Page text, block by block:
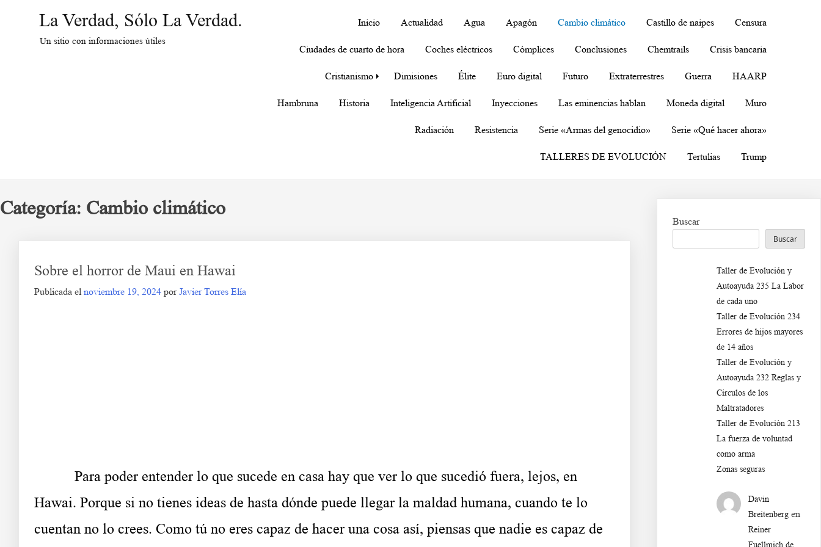
La Verdad, Sólo La Verdad.
Un sitio con informaciones útiles
Inicio Actualidad Agua Apagón Cambio climático Castillo de naipes Censura
Ciudades de cuarto de hora Coches eléctricos Cómplices Conclusiones Chemtrails Crisis bancaria
Cristianismo Dimisiones Élite Euro digital Futuro Extraterrestres Guerra HAARP
Hambruna Historia Inteligencia Artificial Inyecciones Las eminencias hablan Moneda digital Muro
Radiación Resistencia Serie «Armas del genocidio» Serie «Qué hacer ahora»
TALLERES DE EVOLUCIÓN Tertulias Trump
Categoría: Cambio climático
Sobre el horror de Maui en Hawai
Publicada elnoviembre 19, 2024 porJavier Torres Elía
Para poder entender lo que sucede en casa hay que ver lo que sucedió fuera, lejos, en
Hawai. Porque si no tienes ideas de hasta dónde puede llegar la maldad humana, cuando te lo
cuentan no lo crees. Como tú no eres capaz de hacer una cosa así, piensas que nadie es capaz de
Buscar
Buscar
Taller de Evolución y
Autoayuda 235 La Labor
de cada uno
Taller de Evolución 234
Errores de hijos mayores
de 14 años
Taller de Evolución y
Autoayuda 232 Reglas y
Círculos de los
Maltratadores
Taller de Evoluciòn 213
La fuerza de voluntad
como arma
Zonas seguras
Davin
Breitenberg en
Reiner
Fuellmich de